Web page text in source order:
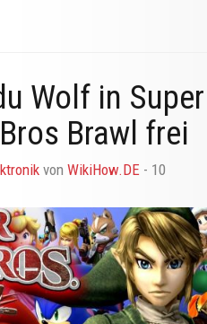
Wolf in Super
Brawl frei
von WikiHow.DE - 10